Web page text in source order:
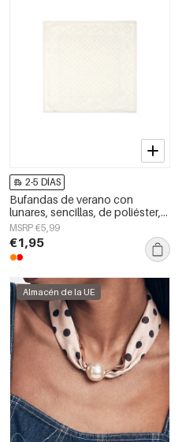
2-5 DÍAS
Bufandas de verano con
lunares, sencillas, de poliéster,
accesorios para el día a día.
MSRP €5,99
€1,95
Almacén de la UE